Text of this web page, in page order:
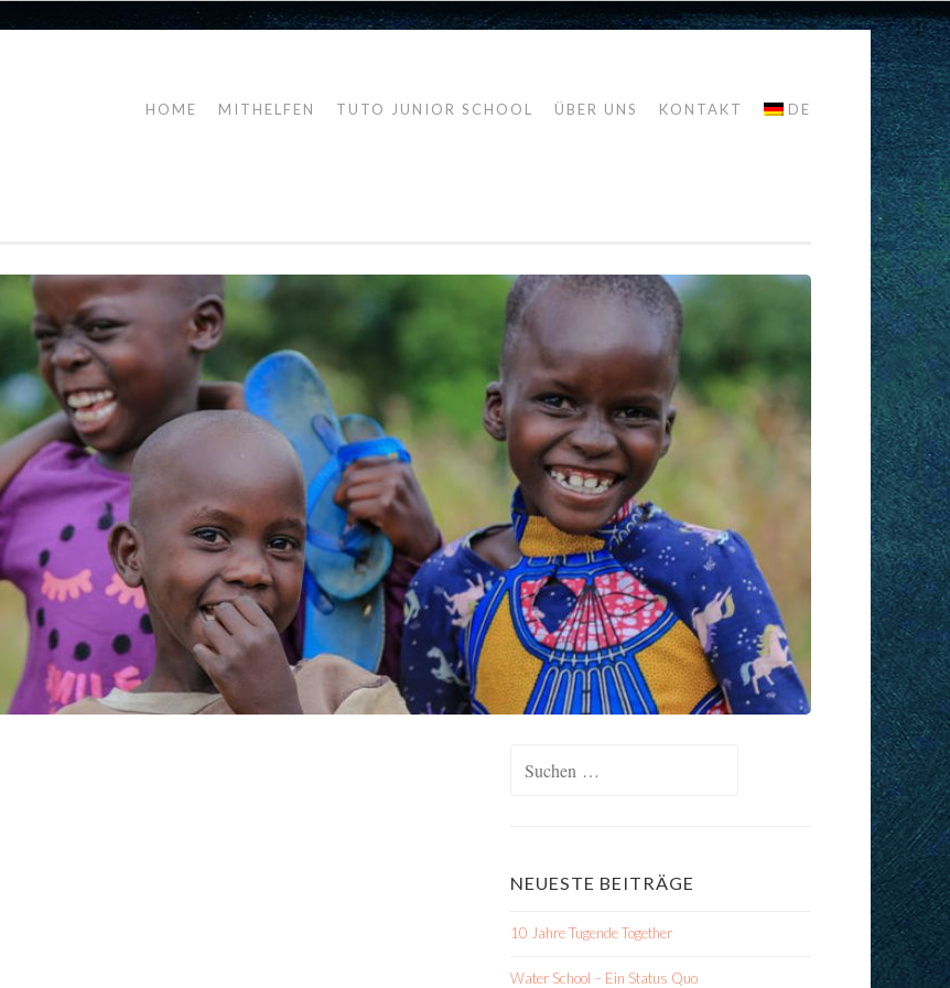
HOME MITHELFEN TUTO JUNIOR SCHOOL ÜBER UNS KONTAKT DE
NEUESTE BEITRÄGE
10 Jahre Tugende Together
Water School – Ein Status Quo